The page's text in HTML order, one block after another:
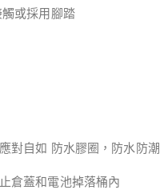
或採用腳踏
對自如 防水膠圈，防水防潮
倉蓋和電池掉落桶內